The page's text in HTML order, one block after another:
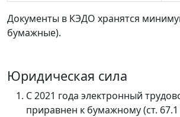
Документы в КЭДО хранятся
бумажные).
Юридическая сила
С 2021 года электронный
приравнен к бумажному (ст.